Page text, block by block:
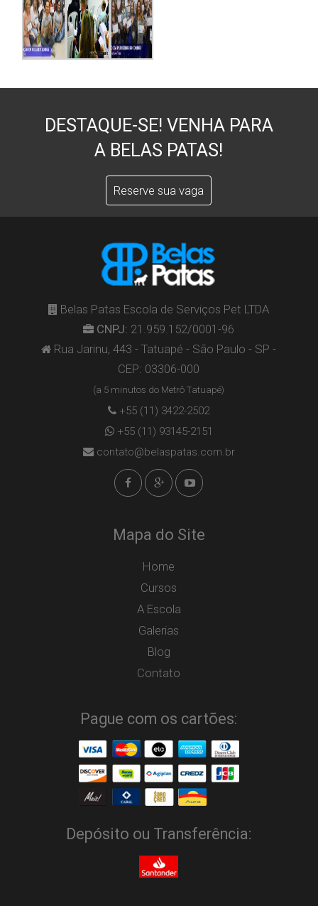
DESTAQUE-SE! VENHA PARA
A BELAS PATAS!
Reserve sua vaga
Belas Patas Escola de Serviços Pet LTDA
CNPJ: 21.959.152/0001-96
Rua Jarinu, 443 - Tatuapé - São Paulo - SP -
CEP: 03306-000
(a 5 minutos do Metrô Tatuapé)
+55 (11) 3422-2502
+55 (11) 93145-2151
contato@belaspatas.com.br
Mapa do Site
Home
Cursos
A Escola
Galerias
Blog
Contato
Pague com os cartões:
Depósito ou Transferência: